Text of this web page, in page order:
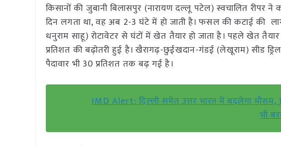
किसानों की जुबानी बिलासपुर (नारायण दल्लू पटेल) स्वचालित
दिन लगता था, वह अब 2-3 घंटे में हो जाती है। फसल की कटाई की
धनुराम साहू) रोटावेटर से घंटों में खेत तैयार हो जाता है। पहले खेत
प्रतिशत की बढ़ोतरी हुई है। खैरागढ़-छुईखदान-गंडई (लेखूराम) सीड
पैदावार भी 30 प्रतिशत तक बढ़ गई है।
IMD Alert: दिल्ली समेत उत्तर भारत में बदलेगा मौसम,
भी